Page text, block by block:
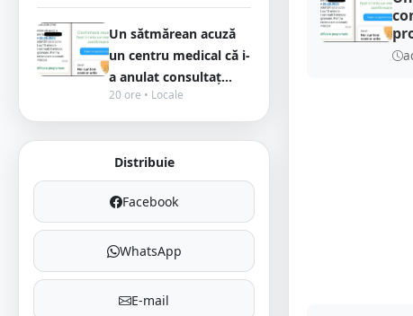
Un sătmărean acuză
un centru medical că i-
a anulat consultaț...
20 ore • Locale
Distribuie
Facebook
WhatsApp
E-mail